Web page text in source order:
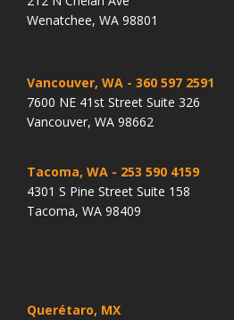
Wenatchee, WA 98801
Vancouver, WA - 360 597 2591
7600 NE 41st Street Suite 326
Vancouver, WA 98662
Tacoma, WA - 253 590 4159
4301 S Pine Street Suite 158
Tacoma, WA 98409
Querétaro, MX